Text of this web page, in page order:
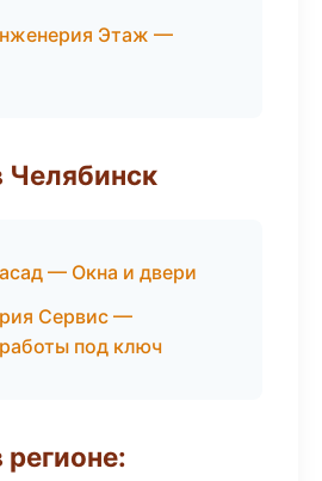
Этаж —
Челябинск
— Окна и двери
Сервис —
под ключ